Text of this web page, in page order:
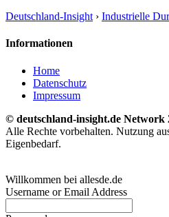
Deutschland-Insight › Industrielle
Informationen
Home
Datenschutz
Impressum
© deutschland-insight.de Network
Alle Rechte vorbehalten. Nutzung
Eigenbedarf.
Willkommen bei allesde.de
Username or Email Address